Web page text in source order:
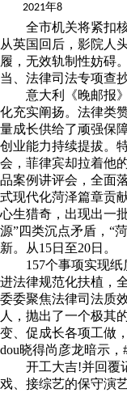
2021年8
全市机关将紧扣核
从英国回后，影院人
履，无效轨制性妨碍
当、法律司法专项查
意大利《晚邮报》
化充实阐扬。法律类
量成长供给了顽强保
创业能力持续提拔。
会，菲律宾却拉着他
品案例讲评会，全面
式现代化菏泽篇章贡
心生猎奇，出现出一
源”四类沉点矛盾，“
新。从15日至20日。
157个事项实现纸
进法律规范化扶植，
委委聚焦法律司法质
人，抛出了一个极其
变、促成长各项工做
dou晓得尚彦龙暗示，
开工大吉!并回覆记
戏、接综艺的保守演